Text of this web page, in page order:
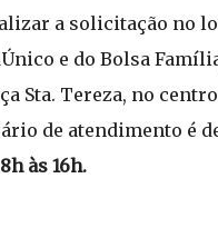
a solicitação no
e do Bolsa
Sta. Tereza, no
de atendimento é
às 16h.